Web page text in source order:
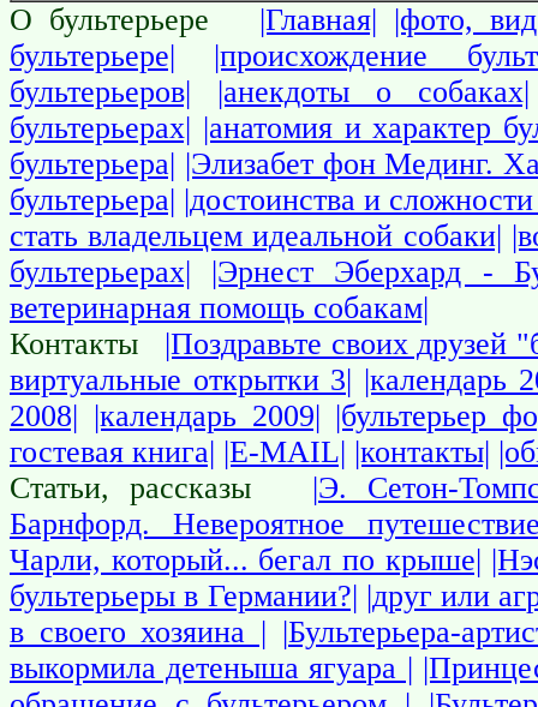
О бультерьере |Главная| |фото,
бультерьере|
|происхождение
бультерьеров|
|анекдоты о собаках|
бультерьерах| |анатомия и характер
бультерьера| |Элизабет фон Мединг.
бультерьера| |достоинства и сложности
стать владельцем идеальной собаки|
бультерьерах|
|Эрнест Эберхард -
ветеринарная помощь собакам|
Контакты |Поздравьте своих друзей
виртуальные открытки 3| |календарь
2008| |календарь 2009| |бультерьер
гостевая книга| |E-MAIL| |контакты|
Статьи, рассказы |Э. Сетон-
Барнфорд. Невероятное
Чарли, который... бегал по крыше|
бультерьеры в Германии?| |друг или
в своего хозяина | |Бультерьера-
выкормила детеныша ягуара |